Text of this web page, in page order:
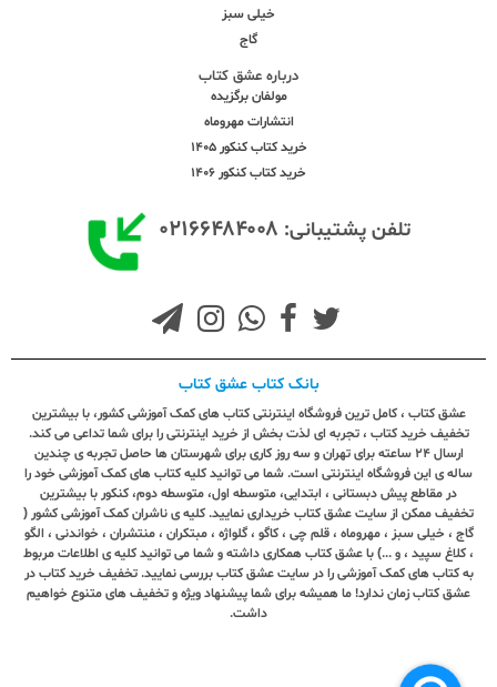
خیلی سبز
گاج
درباره عشق کتاب
مولفان برگزیده
انتشارات مهروماه
خرید کتاب کنکور 1405
خرید کتاب کنکور 1406
تلفن پشتیبانی: ۰۲۱۶۶۴۸۴۰۰۸
بانک کتاب عشق کتاب
عشق کتاب ، کامل ترین فروشگاه اینترنتی کتاب های کمک آموزشی کشور، با بیشترین
تخفیف خرید کتاب ، تجربه ای لذت بخش از خرید اینترنتی را برای شما تداعی می کند.
ارسال ٢٤ ساعته برای تهران و سه روز کاری برای شهرستان ها حاصل تجربه ی چندین
ساله ی این فروشگاه اینترنتی است. شما می توانید کلیه کتاب های کمک آموزشی خود را
در مقاطع پیش دبستانی ، ابتدایی، متوسطه اول، متوسطه دوم، کنکور با بیشترین
تخفیف ممکن از سایت عشق کتاب خریداری نمایید. کلیه ی ناشران کمک آموزشی کشور (
گاج ، خیلی سبز ، مهروماه ، قلم چی ، کاگو ، گلواژه ، مبتکران ، منتشران ، خواندنی ، الگو
، کلاغ سپید ، و ...) با عشق کتاب همکاری داشته و شما می توانید کلیه ی اطلاعات مربوط
به کتاب های کمک آموزشی را در سایت عشق کتاب بررسی نمایید. تخفیف خرید کتاب در
عشق کتاب زمان ندارد! ما همیشه برای شما پیشنهاد ویژه و تخفیف های متنوع خواهیم
داشت.